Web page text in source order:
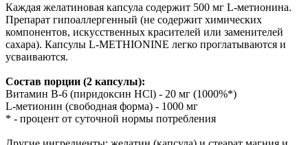
Каждая желатиновая капсула содержит 500 мг L-метионина.
Препарат гипоаллергенный (не содержит химических
компонентов, искусственных красителей или заменителей
сахара). Капсулы L-METHIONINE легко проглатываются и
усваиваются.
Состав порции (2 капсулы):
Витамин B-6 (пиридоксин HCl) - 20 мг (1000%*)
L-метионин (свободная форма) - 1000 мг
* - процент от суточной нормы потребления